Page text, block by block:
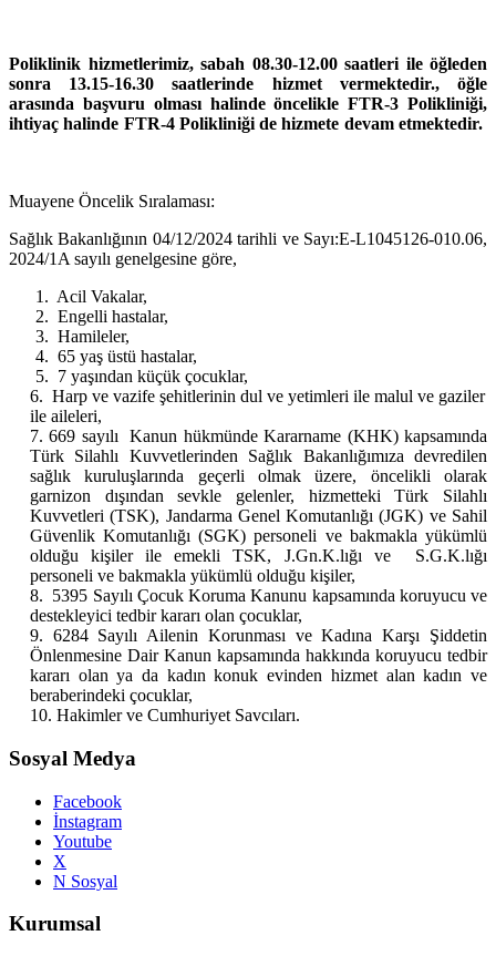
Poliklinik hizmetlerimiz, sabah 08.30-12.00 saatleri ile öğleden
sonra 13.15-16.30 saatlerinde hizmet vermektedir., öğle
arasında başvuru olması halinde öncelikle FTR-3 Polikliniği,
ihtiyaç halinde FTR-4 Polikliniği de hizmete devam etmektedir.
Muayene Öncelik Sıralaması:
Sağlık Bakanlığının 04/12/2024 tarihli ve Sayı:E-L1045126-010.06,
2024/1A sayılı genelgesine göre,
1. Acil Vakalar,
2. Engelli hastalar,
3. Hamileler,
4. 65 yaş üstü hastalar,
5. 7 yaşından küçük çocuklar,
6. Harp ve vazife şehitlerinin dul ve yetimleri ile malul ve gaziler
ile aileleri,
7. 669 sayılı Kanun hükmünde Kararname (KHK) kapsamında
Türk Silahlı Kuvvetlerinden Sağlık Bakanlığımıza devredilen
sağlık kuruluşlarında geçerli olmak üzere, öncelikli olarak
garnizon dışından sevkle gelenler, hizmetteki Türk Silahlı
Kuvvetleri (TSK), Jandarma Genel Komutanlığı (JGK) ve Sahil
Güvenlik Komutanlığı (SGK) personeli ve bakmakla yükümlü
olduğu kişiler ile emekli TSK, J.Gn.K.lığı ve S.G.K.lığı
personeli ve bakmakla yükümlü olduğu kişiler,
8. 5395 Sayılı Çocuk Koruma Kanunu kapsamında koruyucu ve
destekleyici tedbir kararı olan çocuklar,
9. 6284 Sayılı Ailenin Korunması ve Kadına Karşı Şiddetin
Önlenmesine Dair Kanun kapsamında hakkında koruyucu tedbir
kararı olan ya da kadın konuk evinden hizmet alan kadın ve
beraberindeki çocuklar,
10. Hakimler ve Cumhuriyet Savcıları.
Sosyal Medya
Facebook
İnstagram
Youtube
X
N Sosyal
Kurumsal